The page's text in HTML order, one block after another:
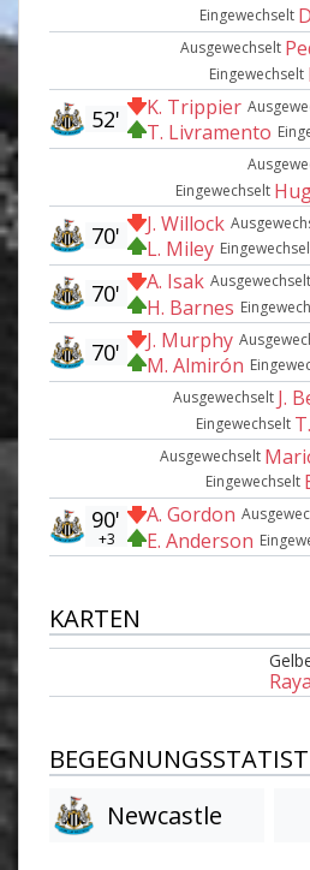
Eingewechselt
Ausgewechselt
Eingewechselt
K. Trippier
T. Livramento
52'
Eingewechselt
J. Willock
L. Miley
70'
Ausgewechselt
A. Isak
H. Barnes
70'
J. Murphy
M. Almirón
70'
Ausgewechselt J.
Eingewechselt
Ausgewechselt
Eingewechselt
A. Gordon
E. Anderson
90'
+3
KARTEN
Newcastle